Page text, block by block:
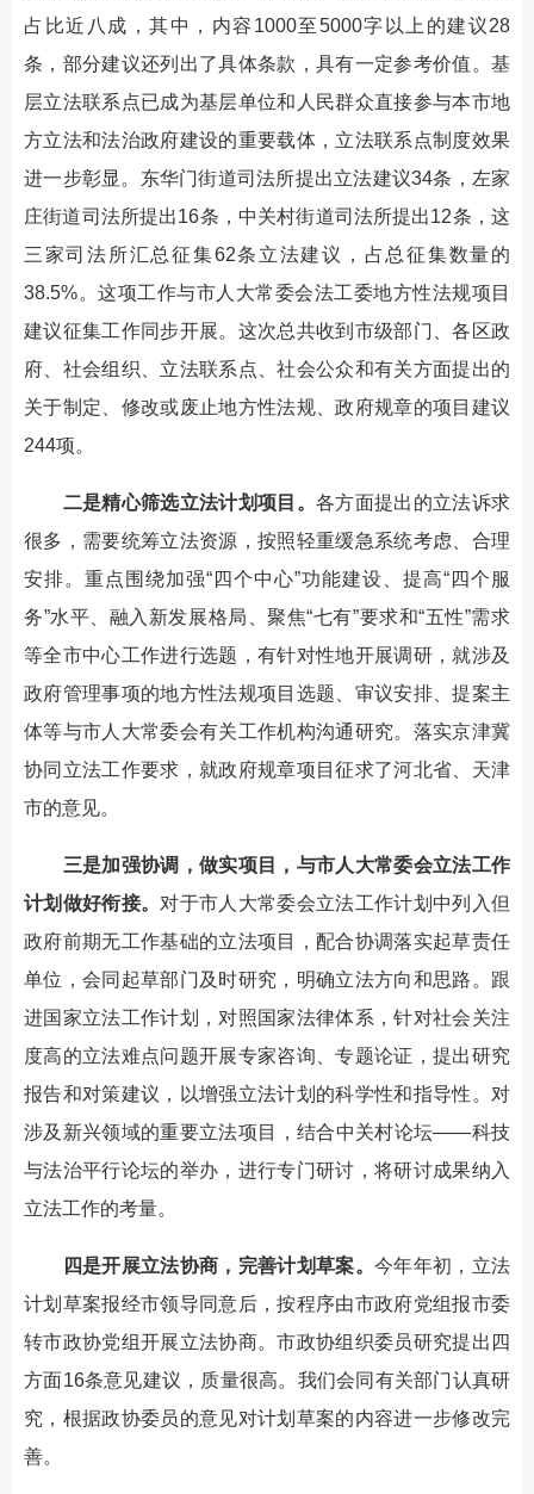
占比近八成，其中，内容1000至5000字以上的建议28
条，部分建议还列出了具体条款，具有一定参考价值。基
层立法联系点已成为基层单位和人民群众直接参与本市地
方立法和法治政府建设的重要载体，立法联系点制度效果
进一步彰显。东华门街道司法所提出立法建议34条，左家
庄街道司法所提出16条，中关村街道司法所提出12条，这
三家司法所汇总征集62条立法建议，占总征集数量的
38.5%。这项工作与市人大常委会法工委地方性法规项目
建议征集工作同步开展。这次总共收到市级部门、各区政
府、社会组织、立法联系点、社会公众和有关方面提出的
关于制定、修改或废止地方性法规、政府规章的项目建议
244项。
二是精心筛选立法计划项目。各方面提出的立法诉求
很多，需要统筹立法资源，按照轻重缓急系统考虑、合理
安排。重点围绕加强“四个中心”功能建设、提高“四个服
务”水平、融入新发展格局、聚焦“七有”要求和“五性”需求
等全市中心工作进行选题，有针对性地开展调研，就涉及
政府管理事项的地方性法规项目选题、审议安排、提案主
体等与市人大常委会有关工作机构沟通研究。落实京津冀
协同立法工作要求，就政府规章项目征求了河北省、天津
市的意见。
三是加强协调，做实项目，与市人大常委会立法工作
计划做好衔接。对于市人大常委会立法工作计划中列入但
政府前期无工作基础的立法项目，配合协调落实起草责任
单位，会同起草部门及时研究，明确立法方向和思路。跟
进国家立法工作计划，对照国家法律体系，针对社会关注
度高的立法难点问题开展专家咨询、专题论证，提出研究
报告和对策建议，以增强立法计划的科学性和指导性。对
涉及新兴领域的重要立法项目，结合中关村论坛——科技
与法治平行论坛的举办，进行专门研讨，将研讨成果纳入
立法工作的考量。
四是开展立法协商，完善计划草案。今年年初，立法
计划草案报经市领导同意后，按程序由市政府党组报市委
转市政协党组开展立法协商。市政协组织委员研究提出四
方面16条意见建议，质量很高。我们会同有关部门认真研
究，根据政协委员的意见对计划草案的内容进一步修改完
善。